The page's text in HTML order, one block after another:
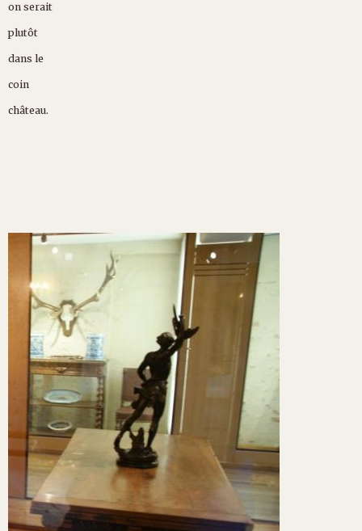
on serait
plutôt
dans le
coin
château.